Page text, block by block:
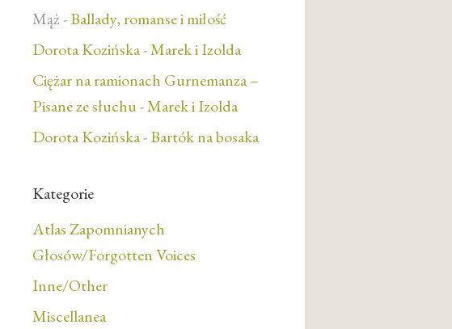
Mąż-Ballady, romanse i miłość
Dorota Kozińska-Marek i Izolda
Ciężar na ramionach Gurnemanza –
Pisane ze słuchu-Marek i Izolda
Dorota Kozińska-Bartók na bosaka
Kategorie
Atlas Zapomnianych
Głosów/Forgotten Voices
Inne/Other
Miscellanea